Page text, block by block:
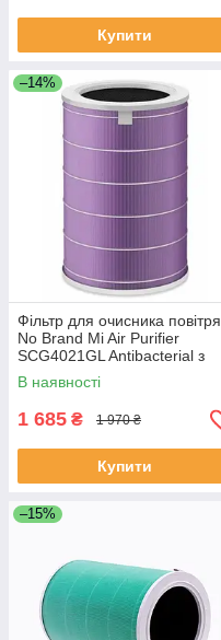
Купити
–14%
Фільтр для очисника повітря
No Brand Mi Air Purifier
SCG4021GL Antibacterial з
RFID
В наявності
1 685 ₴ 1 970 ₴
Купити
–15%